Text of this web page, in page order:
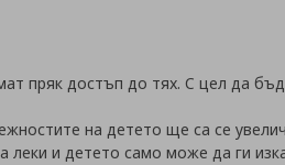
пряк достъп до тях. С цел да
на детето ще са се
леки и детето само може да ги